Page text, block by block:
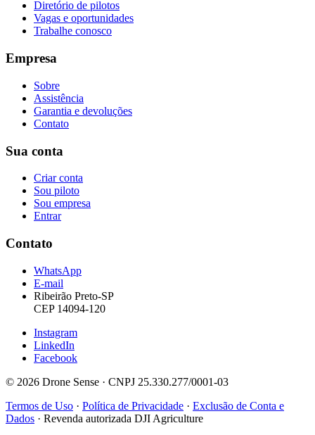
Diretório de pilotos
Vagas e oportunidades
Trabalhe conosco
Empresa
Sobre
Assistência
Garantia e devoluções
Contato
Sua conta
Criar conta
Sou piloto
Sou empresa
Entrar
Contato
WhatsApp
E-mail
Ribeirão Preto-SP
CEP 14094-120
Instagram
LinkedIn
Facebook
© 2026 Drone Sense · CNPJ 25.330.277/0001-03
Termos de Uso · Política de Privacidade · Exclusão de Conta e
Dados · Revenda autorizada DJI Agriculture